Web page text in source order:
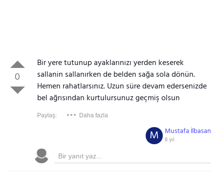
0
Bir yere tutunup ayaklarınızı yerden keserek
sallanin sallanırken de belden sağa sola dönün.
Hemen rahatlarsınız. Uzun süre devam edersenizde
bel ağrısından kurtulursunuz geçmiş olsun
Paylaş: Daha fazla
Mustafa İlbasan
8 yıl
M